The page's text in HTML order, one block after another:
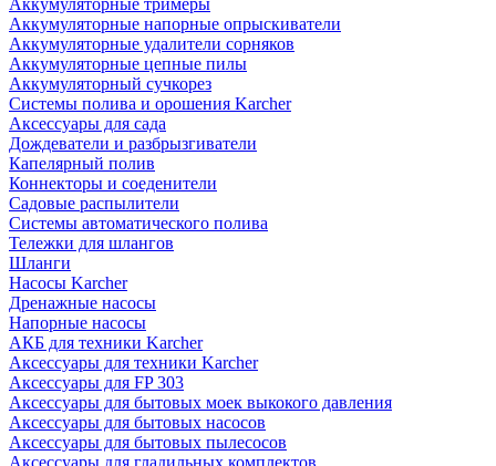
Аккумуляторные тримеры
Аккумуляторные напорные опрыскиватели
Аккумуляторные удалители сорняков
Аккумуляторные цепные пилы
Аккумуляторный сучкорез
Системы полива и орошения Karcher
Аксессуары для сада
Дождеватели и разбрызгиватели
Капелярный полив
Коннекторы и соеденители
Садовые распылители
Системы автоматического полива
Тележки для шлангов
Шланги
Насосы Karcher
Дренажные насосы
Напорные насосы
АКБ для техники Karcher
Аксессуары для техники Karcher
Аксессуары для FP 303
Аксессуары для бытовых моек выкокого давления
Аксессуары для бытовых насосов
Аксессуары для бытовых пылесосов
Аксессуары для гладильных комплектов